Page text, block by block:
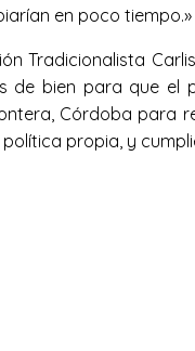
en poco tiempo.»
Tradicionalista
de bien para que el
Córdoba para
propia, y